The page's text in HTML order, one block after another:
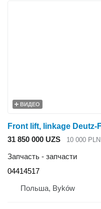
ВИДЕО
31 850 000 UZS 10 000 PLN
Запчасть - запчасти
04414517
Польша, Byków